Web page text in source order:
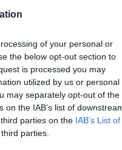
of your personal or
the below opt-out section to
is processed you may
utilized by us or personal
may separately opt-out of the
the IAB’s list of
parties on the IAB’s List of
parties.
Eladó:Darabanth Kft
Cím: Csonka
Darabanth
Budapest
Andrássy út 16.
1061